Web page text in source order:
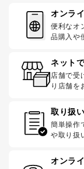
オンラ
便利なオ
品購入や
ネット
店舗で受
り店舗を
取り扱
簡単操作
や取り扱
オンラ